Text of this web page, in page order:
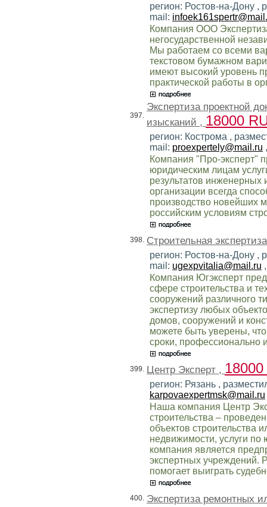
регион: Ростов-на-Дону ,
mail:
Компания ООО
негосударственной
Мы работаем со всеми
текстовом бумажном
имеют высокий уровень
практической работы в
397.
Экспертиза проектной
изысканий , 18000
регион: Кострома ,
mail: proexpertely@mail.ru
Компания "Про-эксперт"
юридическим лицам
результатов инженерных
организации всегда
производство новейших
российским условиям
398. Строительная
регион: Ростов-на-Дону ,
mail: ugexpvitalia@mail.ru
Компания Югэксперт
сфере строительства и
сооружений различного
экспертизу любых
домов, сооружений и
можете быть уверены,
сроки, профессионально
399. Центр Эксперт ,
регион: Рязань ,
karpovaexpertmsk@mail.ru
Наша компания Центр
строительства –
объектов строительства
недвижимости, услуги
компания является
экспертных учреждений.
помогает выиграть
400. Экспертиза ремонтных